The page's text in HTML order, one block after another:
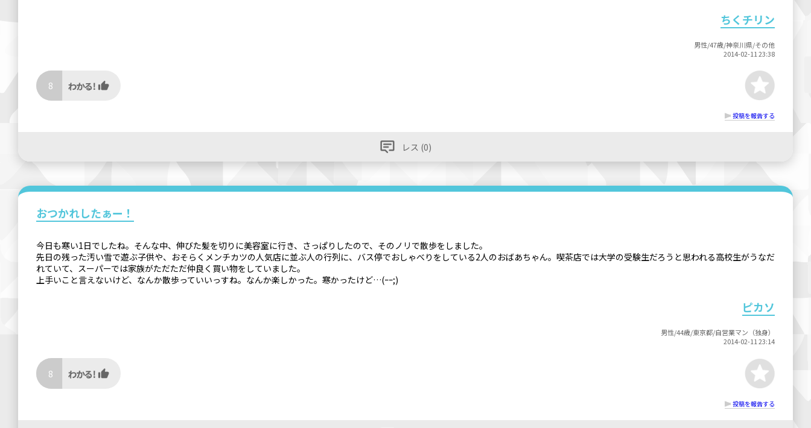
ちくチリン
男性/47歳/神奈川県/その他
2014-02-11 23:38
8
投稿を報告する
レス (0)
おつかれしたぁー！
今日も寒い1日でしたね。そんな中、伸びた髪を切りに美容室に行き、さっぱりしたので、そのノリで散歩をしました。
先日の残った汚い雪で遊ぶ子供や、おそらくメンチカツの人気店に並ぶ人の行列に、バス停でおしゃべりをしている2人のおばあちゃん。喫茶店では大学の受験生だろうと思われる高校生がうなだ
れていて、スーパーでは家族がただただ仲良く買い物をしていました。
上手いこと言えないけど、なんか散歩っていいっすね。なんか楽しかった。寒かったけど…(ｰｰ;)
ピカソ
男性/44歳/東京都/自営業マン（独身）
2014-02-11 23:14
8
投稿を報告する